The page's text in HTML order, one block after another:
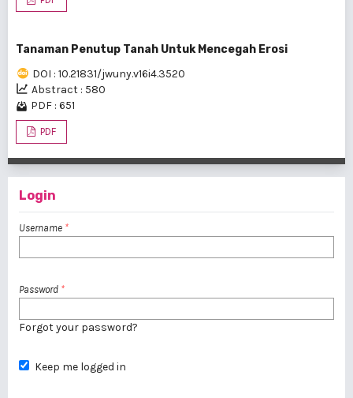
Tanaman Penutup Tanah Untuk Mencegah Erosi
DOI : 10.21831/jwuny.v16i4.3520
Abstract : 580
PDF : 651
PDF
Login
Username *
Password *
Forgot your password?
Keep me logged in